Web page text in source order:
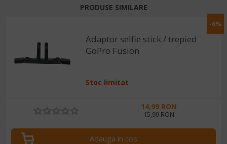
PRODUSE SIMILARE
-6%
Adaptor selfie stick / trepied
GoPro Fusion
Stoc limitat
14,99 RON
15,99 RON
Adauga in cos